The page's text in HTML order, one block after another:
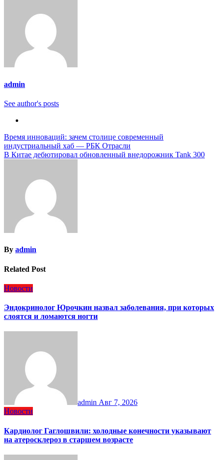
admin
See author's posts
Навигация
по
Время инноваций: зачем столице современный
индустриальный хаб — РБК Отрасли
В Китае дебютировал обновленный внедорожник Tank 300
By admin
Related Post
Новости
Эндокринолог Юрочкин назвал заболевания, при которых
слоятся и ломаются ногти
admin Авг 7, 2026
Новости
Кардиолог Гаглошвили: холодные конечности указывают
на атеросклероз в старшем возрасте